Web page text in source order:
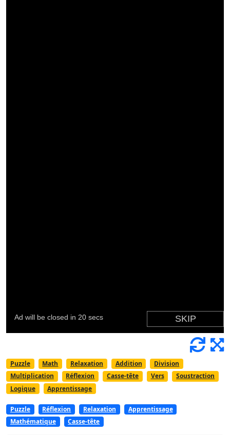
Puzzle Math Relaxation Addition
Division
Multiplication
Réflexion Casse-tête Vers
Soustraction
Logique
Apprentissage
Puzzle Réflexion Relaxation
Apprentissage
Mathématique
Casse-tête